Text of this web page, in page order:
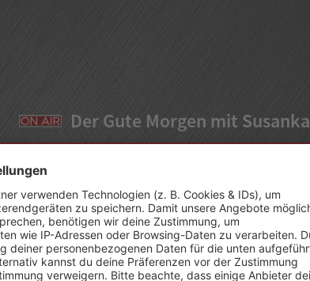
Der Gute Morgen mit Susanka